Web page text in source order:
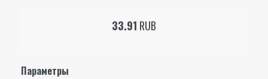
33.91 RUB
Параметры